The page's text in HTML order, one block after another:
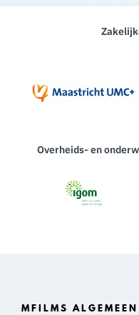
Overheids- en
MFILMS ALGEMEEN